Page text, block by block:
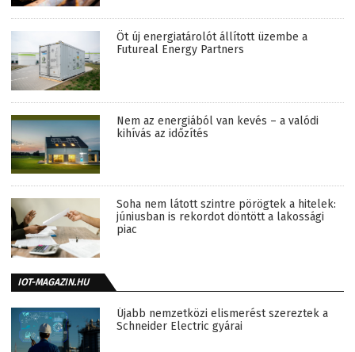
Öt új energiatárolót állított üzembe a
Futureal Energy Partners
Nem az energiából van kevés – a valódi
kihívás az időzítés
Soha nem látott szintre pörögtek a hitelek:
júniusban is rekordot döntött a lakossági
piac
IOT-MAGAZIN.HU
Újabb nemzetközi elismerést szereztek a
Schneider Electric gyárai